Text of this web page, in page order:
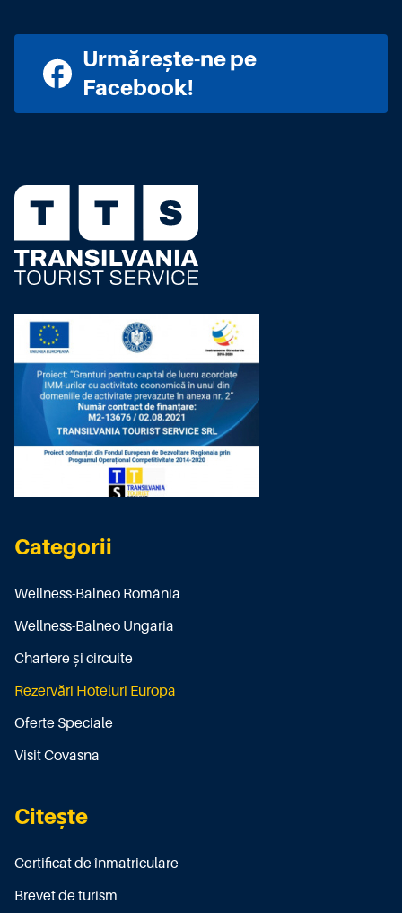
Urmărește-ne pe
Facebook!
Categorii
Wellness-Balneo România
Wellness-Balneo Ungaria
Chartere și circuite
Rezervări Hoteluri Europa
Oferte Speciale
Visit Covasna
Citește
Certificat de înmatriculare
Brevet de turism